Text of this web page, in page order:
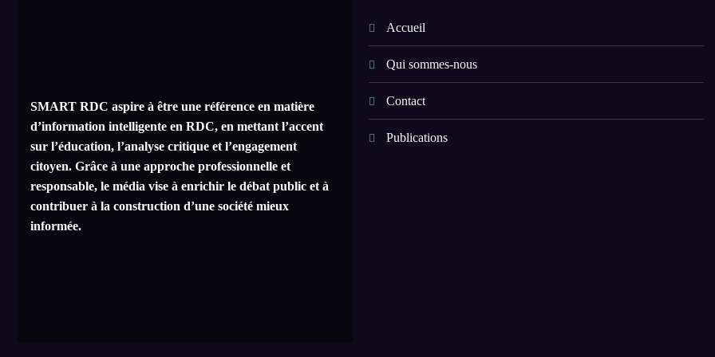
SMART RDC aspire à être une référence en matière
d’information intelligente en RDC, en mettant l’accent
sur l’éducation, l’analyse critique et l’engagement
citoyen. Grâce à une approche professionnelle et
responsable, le média vise à enrichir le débat public et à
contribuer à la construction d’une société mieux
informée.
Accueil
Qui sommes-nous
Contact
Publications